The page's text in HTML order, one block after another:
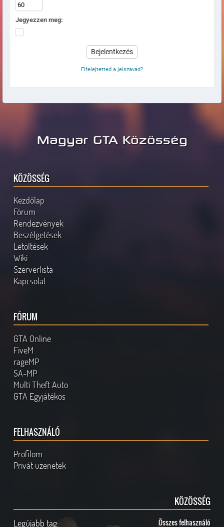
Jegyezzen meg:
Elfelejtetted a jelszavad?
Magyar GTA Közösség
KÖZÖSSÉG
Kezdőlap
Fórum
Rendezvények
Beszélgetések
Letöltések
Wiki
Szerverlista
Kapcsolat
FÓRUM
GTA Online
FiveM
rageMP
SA-MP
Multi Theft Auto
GTA Egyjátékos
FELHASZNÁLÓ
Profilom
Privát üzenetek
KÖZÖSSÉG
Legújabb tag: Összes felhasználó